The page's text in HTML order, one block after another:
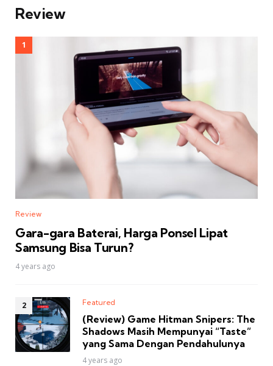
Review
Review
Gara-gara Baterai, Harga Ponsel Lipat
Samsung Bisa Turun?
4 years ago
Featured
(Review) Game Hitman Snipers: The
Shadows Masih Mempunyai “Taste”
yang Sama Dengan Pendahulunya
4 years ago